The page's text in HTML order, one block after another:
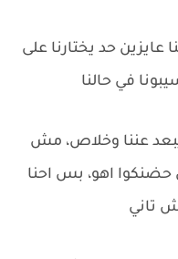
عايزين حد يختارنا على
في حالنا
عننا وخلاص، مش
حضنكوا اهو، بس احنا
تاني